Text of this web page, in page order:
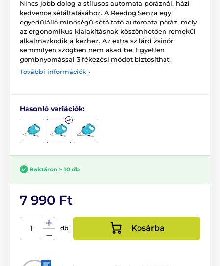
Nincs jobb dolog a stílusos automata póráznál, házi
kedvence sétáltatásához. A Reedog Senza egy
egyedülálló minőségű sétáltató automata póráz, mely
az ergonomikus kialakításnak köszönhetően remekül
alkalmazkodik a kézhez. Az extra szilárd zsinór
semmilyen szögben nem akad be. Egyetlen
gombnyomással 3 fékezési módot biztosíthat.
További információk ›
Hasonló variációk:
Raktáron > 10 db
7 990 Ft
db Kosárba